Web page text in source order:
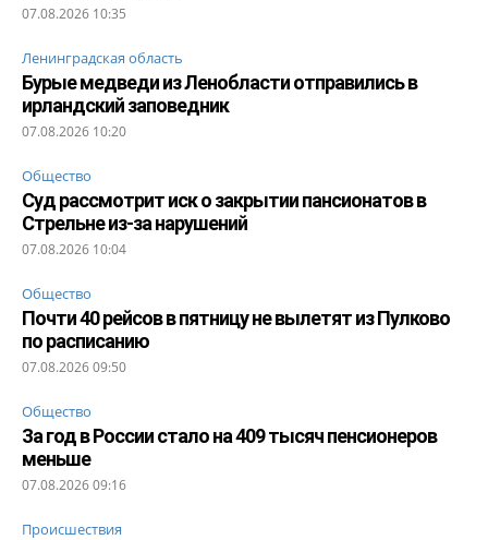
07.08.2026 10:35
Ленинградская область
Бурые медведи из Ленобласти отправились в
ирландский заповедник
07.08.2026 10:20
Общество
Суд рассмотрит иск о закрытии пансионатов в
Стрельне из-за нарушений
07.08.2026 10:04
Общество
Почти 40 рейсов в пятницу не вылетят из Пулково
по расписанию
07.08.2026 09:50
Общество
За год в России стало на 409 тысяч пенсионеров
меньше
07.08.2026 09:16
Происшествия